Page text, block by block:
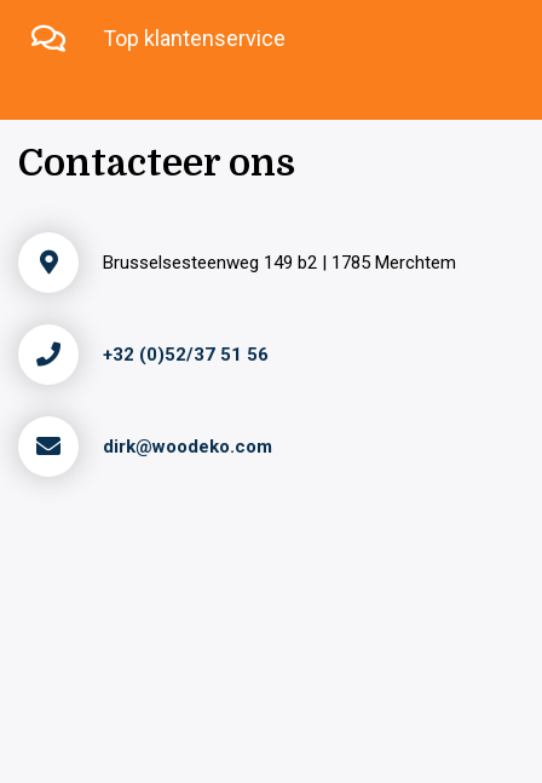
Top klantenservice
Contacteer ons
Brusselsesteenweg 149 b2 | 1785 Merchtem
+32 (0)52/37 51 56
dirk@woodeko.com